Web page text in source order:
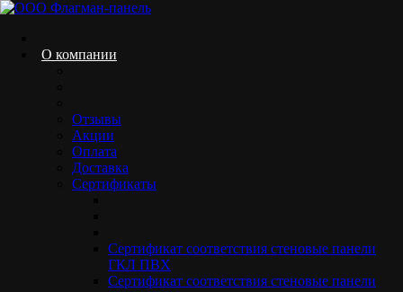
Skip
content
О компании
Отзывы
Акции
Оплата
Доставка
Сертификаты
Сертификат соответствия стеновые панели
ГКЛ ПВХ
Сертификат соответствия стеновые панели
Стеновые панели СМЛ Акрил
ПродукцияДекоративные стеновые панели
стеновые панелиСтеновые панели СМЛ Акрил